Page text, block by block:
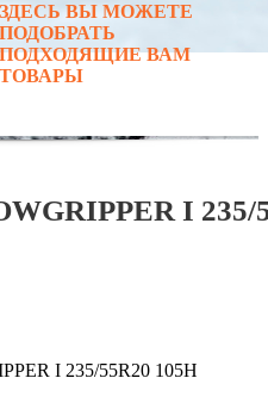
ЗДЕСЬ ВЫ МОЖЕТЕ
ПОДОБРАТЬ
ПОДХОДЯЩИЕ ВАМ
ТОВАРЫ
I 235/